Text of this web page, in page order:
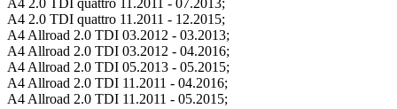
A4 2.0 TDI quattro 11.2011 - 12.2015;
A4 Allroad 2.0 TDI 03.2012 - 03.2013;
A4 Allroad 2.0 TDI 03.2012 - 04.2016;
A4 Allroad 2.0 TDI 05.2013 - 05.2015;
A4 Allroad 2.0 TDI 11.2011 - 04.2016;
A4 Allroad 2.0 TDI 11.2011 - 05.2015;